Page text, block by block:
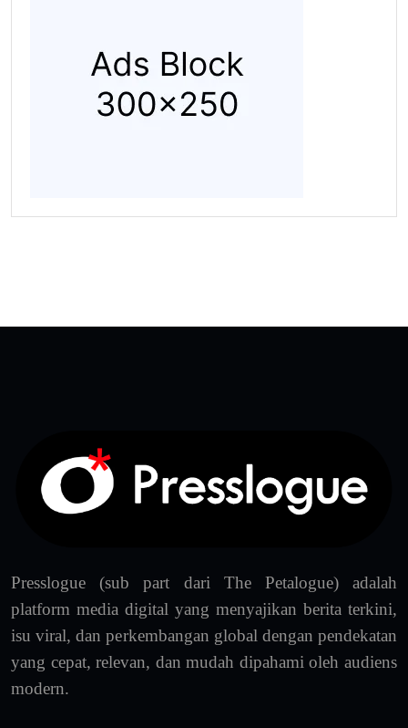
Presslogue (sub part dari The Petalogue) adalah
platform media digital yang menyajikan berita terkini,
isu viral, dan perkembangan global dengan pendekatan
yang cepat, relevan, dan mudah dipahami oleh audiens
modern.